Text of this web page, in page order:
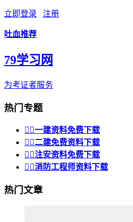
立即登录 注册
吐血推荐
79学习网
为考证者服务
热门专题
 一建资料免费下载
 二建免费资料下载
 注安资料免费下载
 消防工程师资料下载
热门文章